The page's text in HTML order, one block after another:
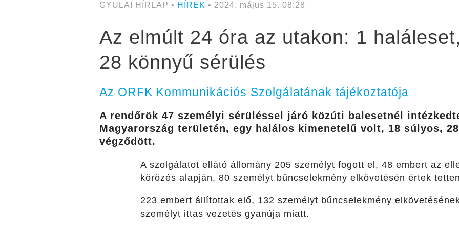
GYULAI HÍRLAP • HÍREK • 2024. május 15. 08:28
Az elmúlt 24 óra az utakon: 1
28 könnyű sérülés
Az ORFK Kommunikációs Szolgálatának tájékoztatója
A rendőrök 47 személyi sérüléssel járó közúti balesetnél
Magyarország területén, egy halálos kimenetelű volt, 18 súlyos,
végződött.
A szolgálatot ellátó állomány 205 személyt fogott el, 48 embert az
körözés alapján, 80 személyt bűncselekmény elkövetésén értek
223 embert állítottak elő, 132 személyt bűncselekmény
személyt ittas vezetés gyanúja miatt.